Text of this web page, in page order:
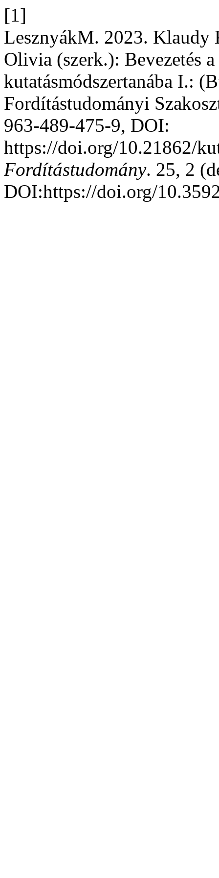
[1]
LesznyákM. 2023. Klaudy
Olivia (szerk.): Bevezetés
kutatásmódszertanába I.:
Fordítástudományi
963-489-475-9, DOI:
https://doi.org/10.21862/
Fordítástudomány. 25, 2
DOI:https://doi.org/